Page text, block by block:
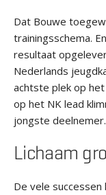
Dat Bouwe
trainingsschema.
resultaat
Nederlands
achtste plek op
op het NK lead
jongste deelnemer.
Lichaam
De vele